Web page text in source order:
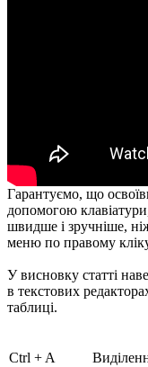
Гарантуємо, що
допомогою
швидше і зручніше,
меню по правому
У висновку статті
в текстових
таблиці.
Ctrl + A